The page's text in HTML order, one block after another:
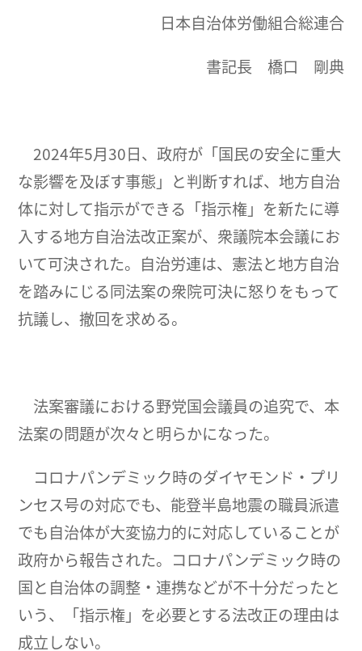
日本自治体労働組合総連合
書記長 橋口 剛典
2024年5月30日、政府が「国民の安全に重大
な影響を及ぼす事態」と判断すれば、地方自治
体に対して指示ができる「指示権」を新たに導
入する地方自治法改正案が、衆議院本会議にお
いて可決された。自治労連は、憲法と地方自治
を踏みにじる同法案の衆院可決に怒りをもって
抗議し、撤回を求める。
法案審議における野党国会議員の追究で、本
法案の問題が次々と明らかになった。
コロナパンデミック時のダイヤモンド・プリ
ンセス号の対応でも、能登半島地震の職員派遣
でも自治体が大変協力的に対応していることが
政府から報告された。コロナパンデミック時の
国と自治体の調整・連携などが不十分だったと
いう、「指示権」を必要とする法改正の理由は
成立しない。